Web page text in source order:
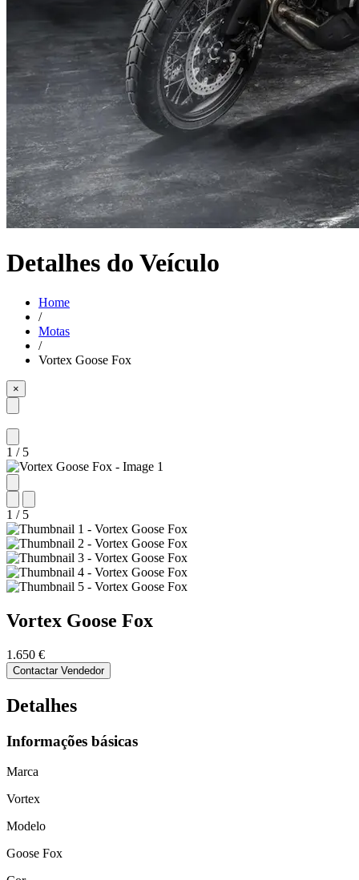
Detalhes do Veículo
Home
/
Motas
/
Vortex Goose Fox
×
1 / 5
1 / 5
Vortex Goose Fox
1.650 €
Contactar Vendedor
Detalhes
Informações básicas
Marca
Vortex
Modelo
Goose Fox